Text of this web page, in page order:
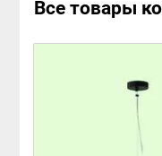
Все товары